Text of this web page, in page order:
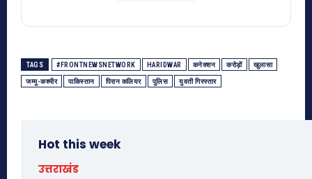
TAGS #FRONTNEWSNETWORK HARIDWAR कनेक्शन करोड़ों खुलासा
जम्मू-कश्मीर पाकिस्तान पिरान कलियर पुलिस युवती गिरफ्तार
Hot this week
उत्तराखंड